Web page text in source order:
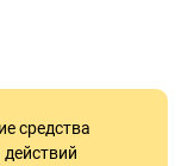
средства
17:00 Воскресенье -